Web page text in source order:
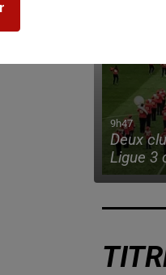
encore le
!
9h47
Deux
Ligue 3